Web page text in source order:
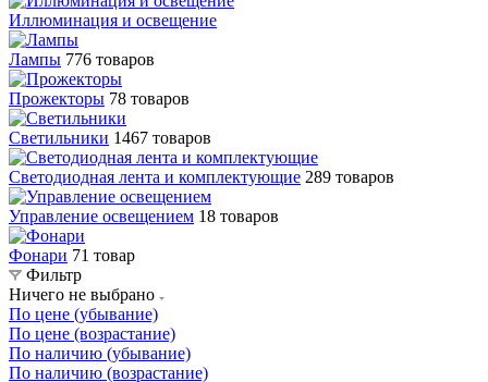
Иллюминация и освещение
Лампы 776 товаров
Прожекторы 78 товаров
Светильники 1467 товаров
Светодиодная лента и комплектующие 289 товаров
Управление освещением 18 товаров
Фонари 71 товар
Фильтр
Ничего не выбрано
По цене (убывание)
По цене (возрастание)
По наличию (убывание)
По наличию (возрастание)